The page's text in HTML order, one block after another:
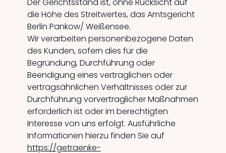
die Höhe des Streitwertes, das Amtsgericht
Berlin Pankow/ Weißensee.
Wir verarbeiten personenbezogene Daten
des Kunden, sofern dies für die
Begründung, Durchführung oder
Beendigung eines vertraglichen oder
vertragsähnlichen Verhältnisses oder zur
Durchführung vorvertraglicher Maßnahmen
erforderlich ist oder im berechtigten
Interesse von uns erfolgt. Ausführliche
Informationen hierzu finden Sie auf
https://getraenke-